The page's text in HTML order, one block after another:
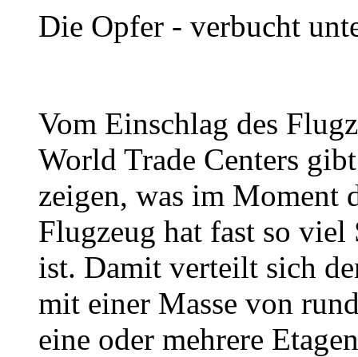
Die Opfer - verbucht
Vom Einschlag des
World Trade Centers
zeigen, was im Moment
Flugzeug hat fast so viel
ist. Damit verteilt sich
mit einer Masse von
eine oder mehrere